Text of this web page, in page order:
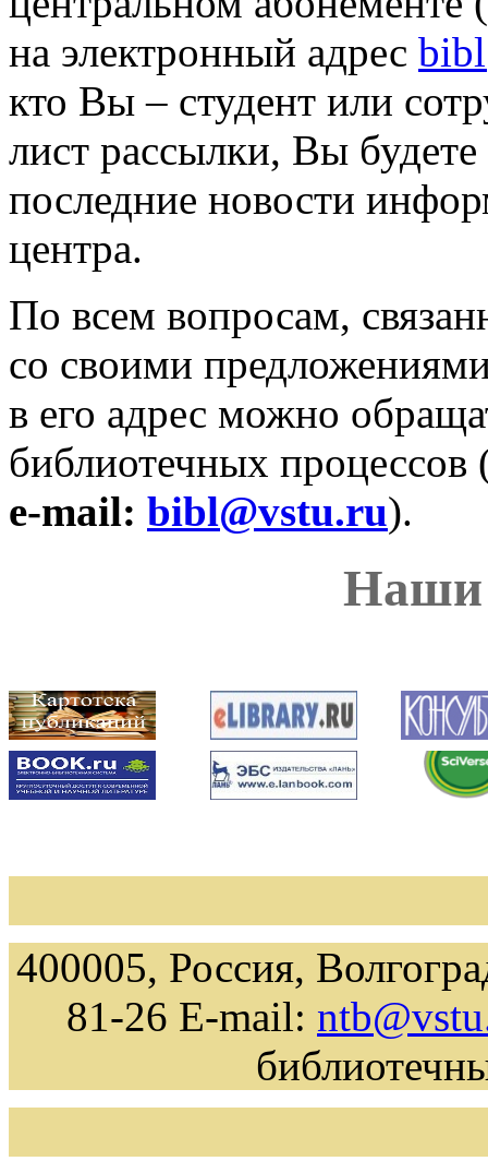
на электронный адрес
кто Вы – студент или
лист рассылки, Вы будете
последние новости
центра.
По всем вопросам,
со своими
в его адрес можно
библиотечных процессов
e-mail: bibl@vstu.ru).
Наши
400005, Россия,
81-26 E-mail: